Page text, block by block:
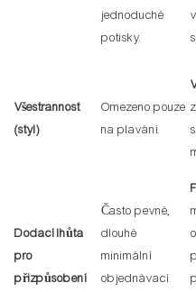
jednoduché
potisky.
Všestrannost
(styl)
Omezeno pouze
na plavání.
Dodací lhůta
pro
přizpůsobení
Často pevné,
dlouhé
minimální
objednávací